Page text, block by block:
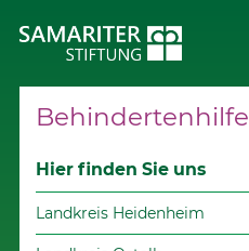
Behindertenhilfe
Hier finden Sie uns
Landkreis Heidenheim